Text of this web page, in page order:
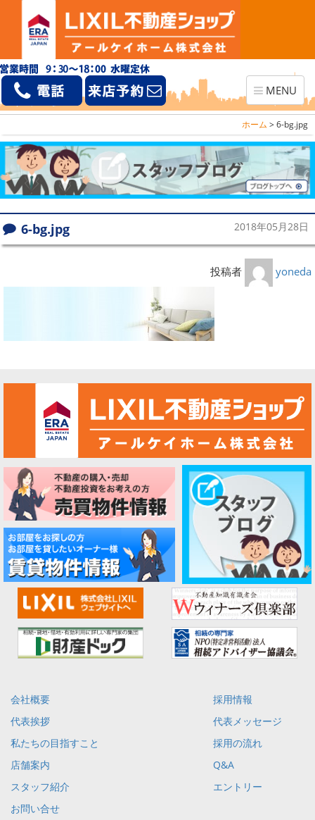
Toggle
navigation
MENU
ホーム >6-bg.jpg
6-bg.jpg 2018年05月28日
投稿者 yoneda
会社概要
代表挨拶
私たちの目指すこと
店舗案内
スタッフ紹介
お問い合せ
採用情報
代表メッセージ
採用の流れ
Q&A
エントリー